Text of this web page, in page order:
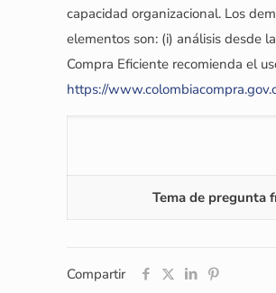
capacidad organizacional. Los
elementos son: (i) análisis desde
Compra Eficiente recomienda el
https://
Tema de pregunta
Compartir